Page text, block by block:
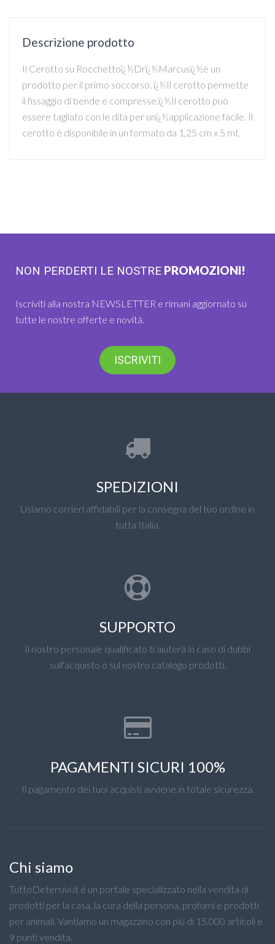
Descrizione prodotto
Il Cerotto su Rocchettoï¿½Drï¿½Marcusï¿½è un
prodotto per il primo soccorso. ï¿½Il cerotto permette
il fissaggio di bende e compresse.ï¿½Il cerotto può
essere tagliato con le dita per unï¿½applicazione facile. Il
cerotto è disponibile in un formato da 1,25 cm x 5 mt.
NON PERDERTI LE NOSTRE PROMOZIONI!
Iscriviti alla nostra NEWSLETTER e rimani aggiornato su
tutte le nostre offerte e novità.
ISCRIVITI
SPEDIZIONI
Usiamo corrieri affidabili per la consegna del tuo ordine in
tutta Italia.
SUPPORTO
Il nostro personale qualificato ti aiuterà in caso di dubbi
sull'acquisto o sul nostro catalogo prodotti.
PAGAMENTI SICURI 100%
Il pagamento dei tuoi acquisti avviene in totale sicurezza.
Chi siamo
TuttoDetersivi.it è un portale specializzato nella vendita di
prodotti per la casa, la cura della persona, profumi e prodotti
per animali. Vantiamo un magazzino con più di 15.000 articoli e
9 punti vendita.